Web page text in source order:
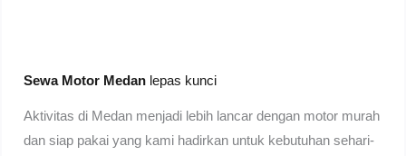
Sewa Motor Medan lepas kunci
Aktivitas di Medan menjadi lebih lancar dengan motor murah
dan siap pakai yang kami hadirkan untuk kebutuhan sehari-